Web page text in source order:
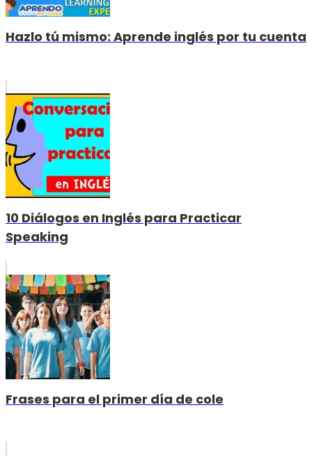
Hazlo tú mismo: Aprende inglés por tu cuenta
10 Diálogos en Inglés para Practicar
Speaking
Frases para el primer día de cole